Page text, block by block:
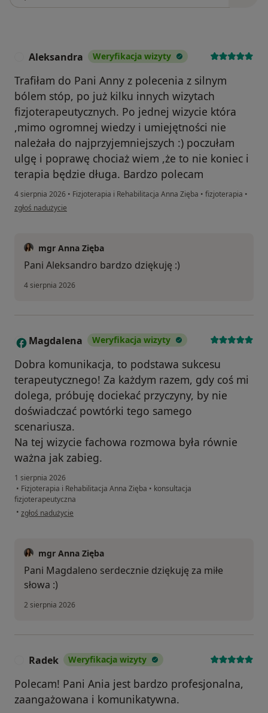
Aleksandra Weryfikacja wizyty
Trafiłam do Pani Anny z polecenia z silnym
bólem stóp, po już kilku innych wizytach
fizjoterapeutycznych. Po jednej wizycie która
,mimo ogromnej wiedzy i umiejętności nie
należała do najprzyjemniejszych :) poczułam
ulgę i poprawę chociaż wiem ,że to nie koniec i
terapia będzie długa. Bardzo polecam
4 sierpnia 2026 • Fizjoterapia i Rehabilitacja Anna Zięba • fizjoterapia •
w opinii użytkownika Aleksandra
zgłoś nadużycie
mgr Anna Zięba
Pani Aleksandro bardzo dziękuję :)
4 sierpnia 2026
M Magdalena Weryfikacja wizyty
Dobra komunikacja, to podstawa sukcesu
terapeutycznego! Za każdym razem, gdy coś mi
dolega, próbuję dociekać przyczyny, by nie
doświadczać powtórki tego samego
scenariusza.
Na tej wizycie fachowa rozmowa była równie
ważna jak zabieg.
1 sierpnia 2026
• Fizjoterapia i Rehabilitacja Anna Zięba • konsultacja
fizjoterapeutyczna
• w opinii użytkownika Magdalena
zgłoś nadużycie
mgr Anna Zięba
Pani Magdaleno serdecznie dziękuję za miłe
słowa :)
2 sierpnia 2026
Radek Weryfikacja wizyty
Polecam! Pani Ania jest bardzo profesjonalna,
zaangażowana i komunikatywna.